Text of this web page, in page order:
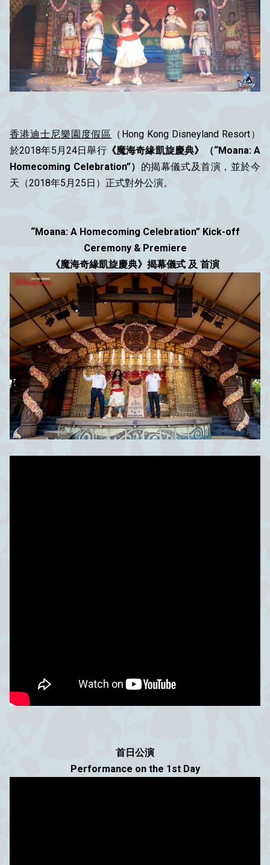
香港迪士尼樂園度假區
（Hong Kong Disneyland Resort）
於2018年5月24日舉行《魔海奇緣凱旋慶典》（“Moana: A
Homecoming Celebration”） 的揭幕儀式及首演 ， 並於今
天 （2018年5月25日 ） 正式對外公演。
“Moana: A Homecoming Celebration” Kick-off
Ceremony & Premiere
《魔海奇緣凱旋慶典》揭幕儀式 及 首演
首日公演
Performance on the 1st Day